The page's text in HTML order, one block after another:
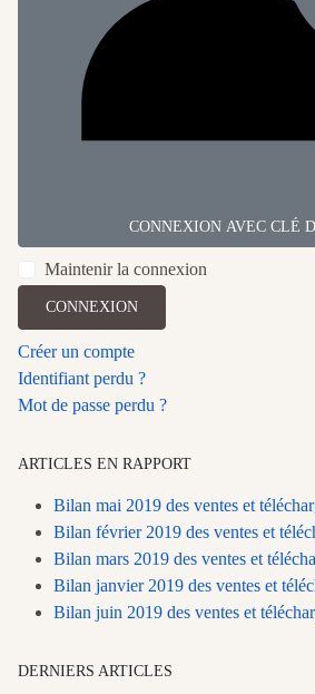
CONNEXION AVEC CLÉ
Maintenir la connexion
CONNEXION
Créer un compte
Identifiant perdu ?
Mot de passe perdu ?
ARTICLES EN RAPPORT
Bilan mai 2019 des ventes et
Bilan février 2019 des ventes et
Bilan mars 2019 des ventes et
Bilan janvier 2019 des ventes et
Bilan juin 2019 des ventes et
DERNIERS ARTICLES